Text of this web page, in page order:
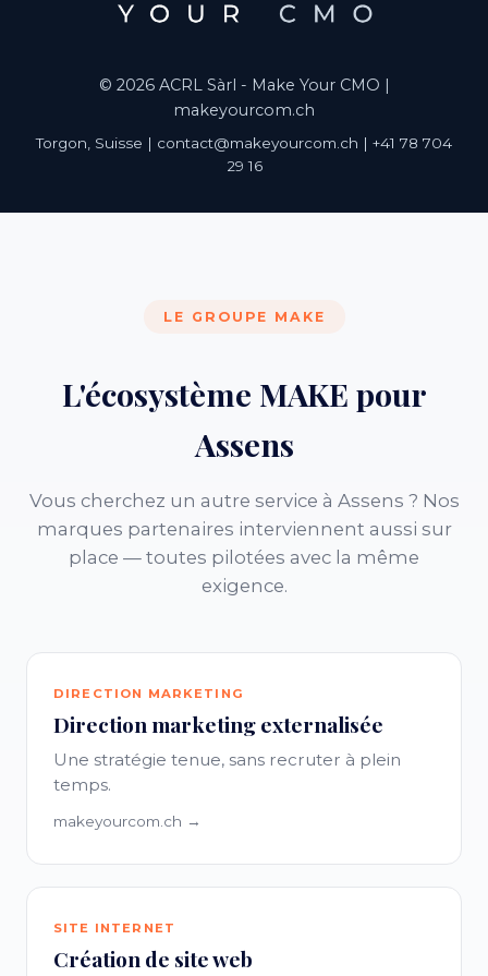
© 2026 ACRL Sàrl - Make Your CMO |
makeyourcom.ch
Torgon, Suisse | contact@makeyourcom.ch | +41 78 704
29 16
LE GROUPE MAKE
L'écosystème MAKE pour
Assens
Vous cherchez un autre service à Assens ? Nos
marques partenaires interviennent aussi sur
place — toutes pilotées avec la même
exigence.
DIRECTION MARKETING
Direction marketing externalisée
Une stratégie tenue, sans recruter à plein
temps.
makeyourcom.ch →
SITE INTERNET
Création de site web